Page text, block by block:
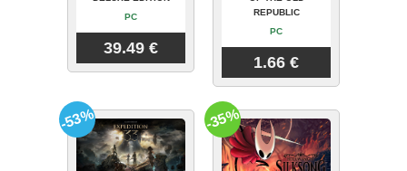
PC
39.49 €
REPUBLIC
PC
1.66 €
-53% -35%